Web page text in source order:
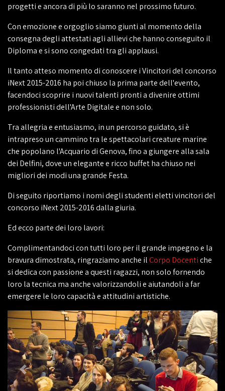
progetti e ancora di più lo saranno nel prossimo futuro.
Con emozione e orgoglio siamo giunti al momento della
consegna degli attestati agli allievi che hanno conseguito il
Diploma e si sono congedati tra gli applausi.
Il tanto atteso momento di conoscere i Vincitori del concorso
iNext 2015-2016 ha poi chiuso la prima parte dell'evento,
facendoci scoprire i nuovi talenti pronti a divenire ottimi
professionisti dell'Arte Digitale e non solo.
Tra allegria e entusiasmo, in un percorso guidato, si è
intrapreso un cammino tra le spettacolari creature marine
che popolano l'Acquario di Genova, fino a giungere alla sala
dei Delfini, dove un elegante e ricco buffet ha chiuso nei
migliori dei modi una grande Festa.
Di seguito riportiamo i nomi degli studenti eletti vincitori del
concorso iNext 2015-2016 dalla giuria.
Ed ecco parte dei loro lavori:
Complimentandoci con tutti loro per il grande impegno e la
bravura dimostrata, ringraziamo anche ilCorpo Docentiche
si dedica con passione a questi ragazzi, non solo fornendo
loro la tecnica ma anche valorizzandoli e aiutandoli a far
emergere le loro capacità e attitudini artistiche.